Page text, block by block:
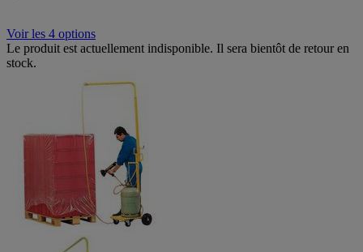
Voir les 4 options
Le produit est actuellement indisponible. Il sera bientôt de retour en
stock.